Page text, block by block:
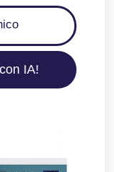
IA!